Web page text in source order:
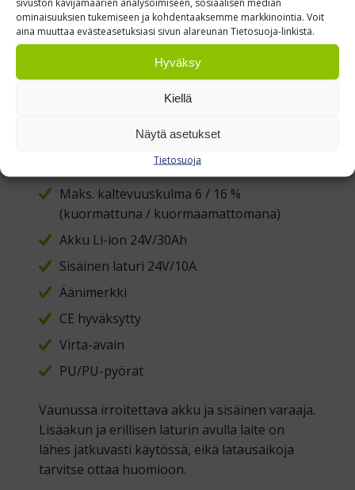
ominaisuuksien tukemiseen ja kohdentaaksemme markkinointia. Voit
aina muuttaa evästeasetuksiasi sivun alareunan Tietosuoja-linkistä.
Hyväksy
Kiellä
Näytä asetukset
Tietosuoja
Työkäytäväleveys: 2146 mm (kuorman
pituus 1200 mm)
Paino akun kanssa 160 kg
Ajomoottori 0,75kW/DC
kuormaamattomana)
Maks. kaltevuuskulma 6 / 16 %
(kuormattuna / kuormaamattomana)
Akku Li-ion 24V/30Ah
Sisäinen laturi 24V/10A
Äänimerkki
CE hyväksytty
Virta-avain
PU/PU-pyörät
Vaunussa irroitettava akku ja sisäinen varaaja.
Lisäakun ja erillisen laturin avulla laite on
lähes jatkuvasti käytössä, eikä latausaikoja
tarvitse ottaa huomioon.